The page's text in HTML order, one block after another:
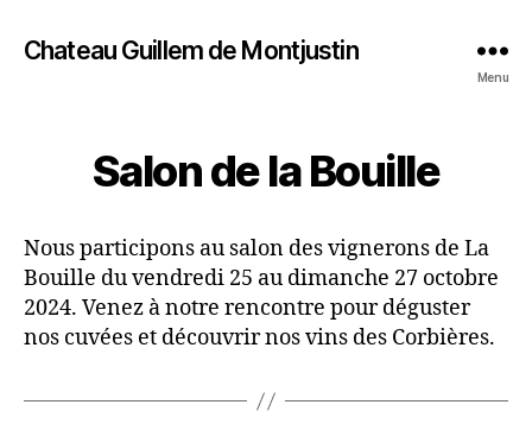
Chateau Guillem de Montjustin
Menu
Salon de la Bouille
Nous participons au salon des vignerons de La
Bouille du vendredi 25 au dimanche 27 octobre
2024. Venez à notre rencontre pour déguster
nos cuvées et découvrir nos vins des Corbières.